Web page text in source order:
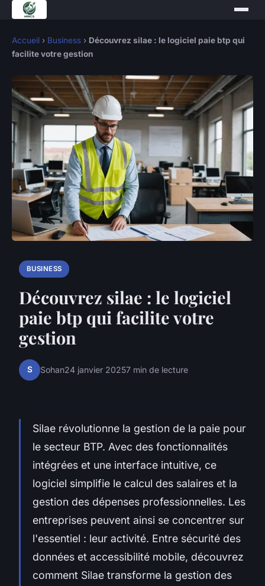
Accueil › Business › Découvrez silae : le logiciel paie btp qui
facilite votre gestion
BUSINESS
Découvrez silae : le logiciel
paie btp qui facilite votre
gestion
S Sohan24 janvier 20257 min de lecture
Silae révolutionne la gestion de la paie pour
le secteur BTP. Avec des fonctionnalités
intégrées et une interface intuitive, ce
logiciel simplifie le calcul des salaires et la
gestion des dépenses professionnelles. Les
entreprises peuvent ainsi se concentrer sur
l'essentiel : leur activité. Entre sécurité des
données et accessibilité mobile, découvrez
comment Silae transforme la gestion des